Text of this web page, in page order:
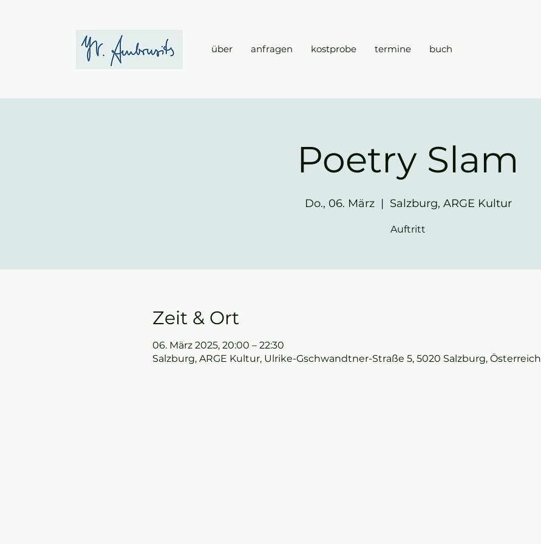
über anfragen kostprobe termine buch
Poetry Slam
Do., 06. März
  |
Salzburg, ARGE Kultur
Auftritt
Zeit & Ort
06. März 2025, 20:00 – 22:30
Salzburg, ARGE Kultur, Ulrike-Gschwandtner-Straße 5, 5020 Salzburg, Österreich